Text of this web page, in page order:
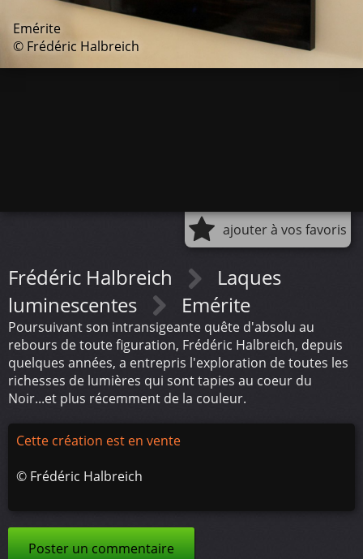
Emérite
© Frédéric Halbreich
ajouter à vos favoris
Frédéric Halbreich
Laques
luminescentes
Emérite
Poursuivant son intransigeante quête d'absolu au
rebours de toute figuration, Frédéric Halbreich, depuis
quelques années, a entrepris l'exploration de toutes les
richesses de lumières qui sont tapies au coeur du
Noir...et plus récemment de la couleur.
Cette création est en vente
© Frédéric Halbreich
Poster un commentaire